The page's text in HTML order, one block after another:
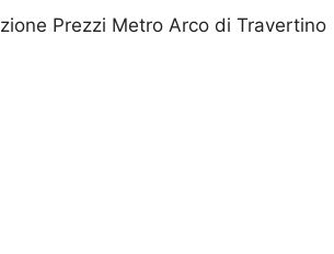
Prezzi Metro Arco di Travertino